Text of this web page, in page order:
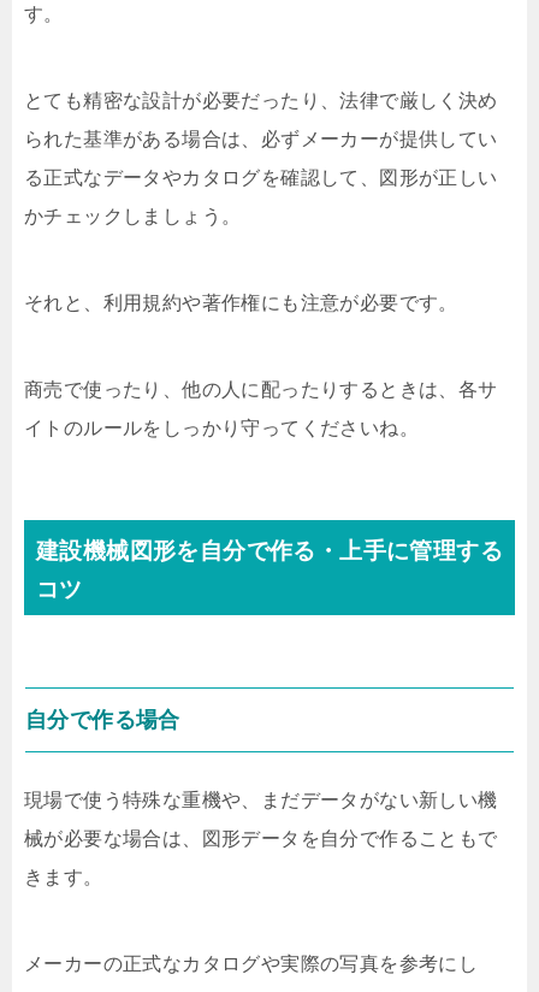
す。
とても精密な設計が必要だったり、法律で厳しく決め
られた基準がある場合は、必ずメーカーが提供してい
る正式なデータやカタログを確認して、図形が正しい
かチェックしましょう。
それと、利用規約や著作権にも注意が必要です。
商売で使ったり、他の人に配ったりするときは、各サ
イトのルールをしっかり守ってくださいね。
建設機械図形を自分で作る・上手に管理する
コツ
自分で作る場合
現場で使う特殊な重機や、まだデータがない新しい機
械が必要な場合は、図形データを自分で作ることもで
きます。
メーカーの正式なカタログや実際の写真を参考にし